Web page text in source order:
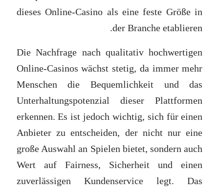
dieses Online-Casino als eine feste Größe in
der Branche etablieren.
Die Nachfrage nach qualitativ hochwertigen
Online-Casinos wächst stetig, da immer mehr
Menschen die Bequemlichkeit und das
Unterhaltungspotenzial dieser Plattformen
erkennen. Es ist jedoch wichtig, sich für einen
Anbieter zu entscheiden, der nicht nur eine
große Auswahl an Spielen bietet, sondern auch
Wert auf Fairness, Sicherheit und einen
zuverlässigen Kundenservice legt. Das